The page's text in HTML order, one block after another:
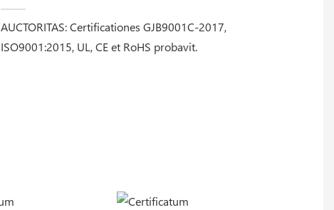
AUCTORITAS: Certificationes GJB9001C-2017,
ISO9001:2015, UL, CE et RoHS probavit.